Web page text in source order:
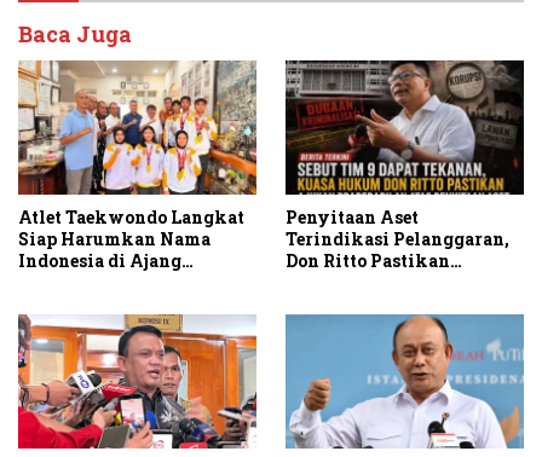
Baca Juga
Atlet Taekwondo Langkat
Siap Harumkan Nama
Indonesia di Ajang
Penyitaan Aset
Terindikasi Pelanggaran,
Don Ritto Pastikan